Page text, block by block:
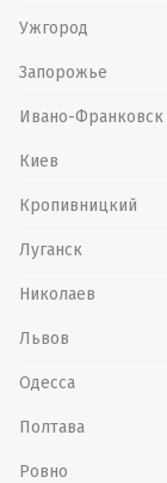
Ужгород
Запорожье
Ивано-Франковск
Киев
Кропивницкий
Луганск
Николаев
Львов
Одесса
Полтава
Ровно